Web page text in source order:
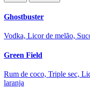
Ghostbuster
Vodka, Licor de melão,
Green Field
Rum de coco, Triple sec,
laranja